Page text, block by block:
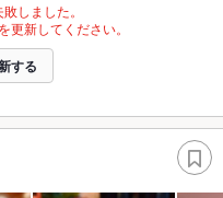
しました。
新してください。
する